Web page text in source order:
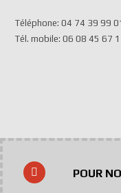
Téléphone: 04 74 39 99
Tél. mobile: 06 08 45 67
POUR